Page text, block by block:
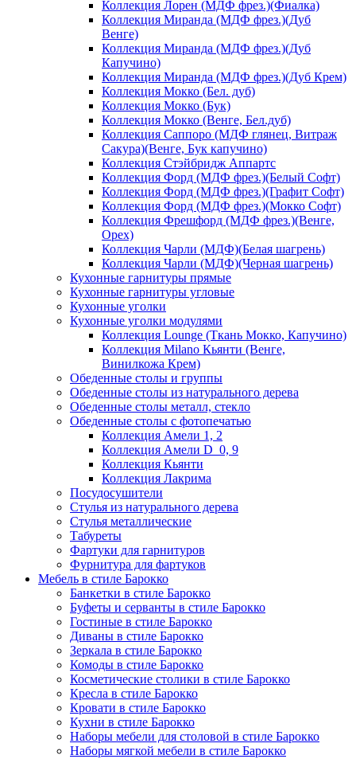
Коллекция Лорен (МДФ фрез.)(Фиалка)
Коллекция Миранда (МДФ фрез.)(Дуб
Венге)
Коллекция Миранда (МДФ фрез.)(Дуб
Капучино)
Коллекция Миранда (МДФ фрез.)(Дуб Крем)
Коллекция Мокко (Бел. дуб)
Коллекция Мокко (Бук)
Коллекция Мокко (Венге, Бел.дуб)
Коллекция Саппоро (МДФ глянец, Витраж
Сакура)(Венге, Бук капучино)
Коллекция Стэйбридж Аппартс
Коллекция Форд (МДФ фрез.)(Белый Софт)
Коллекция Форд (МДФ фрез.)(Графит Софт)
Коллекция Форд (МДФ фрез.)(Мокко Софт)
Коллекция Фрешфорд (МДФ фрез.)(Венге,
Орех)
Коллекция Чарли (МДФ)(Белая шагрень)
Коллекция Чарли (МДФ)(Черная шагрень)
Кухонные гарнитуры прямые
Кухонные гарнитуры угловые
Кухонные уголки
Кухонные уголки модулями
Коллекция Lounge (Ткань Мокко, Капучино)
Коллекция Milano Кьянти (Венге,
Винилкожа Крем)
Обеденные столы и группы
Обеденные столы из натурального дерева
Обеденные столы металл, стекло
Обеденные столы с фотопечатью
Коллекция Амели 1, 2
Коллекция Амели D_0, 9
Коллекция Кьянти
Коллекция Лакрима
Посудосушители
Стулья из натурального дерева
Стулья металлические
Табуреты
Фартуки для гарнитуров
Фурнитура для фартуков
Мебель в стиле Барокко
Банкетки в стиле Барокко
Буфеты и серванты в стиле Барокко
Гостиные в стиле Барокко
Диваны в стиле Барокко
Зеркала в стиле Барокко
Комоды в стиле Барокко
Косметические столики в стиле Барокко
Кресла в стиле Барокко
Кровати в стиле Барокко
Кухни в стиле Барокко
Наборы мебели для столовой в стиле Барокко
Наборы мягкой мебели в стиле Барокко